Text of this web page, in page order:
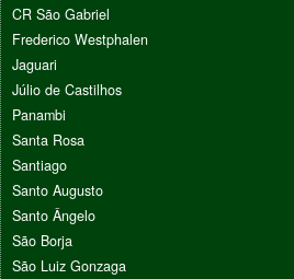
CR São Gabriel
Frederico Westphalen
Jaguari
Júlio de Castilhos
Panambi
Santa Rosa
Santiago
Santo Augusto
Santo Ângelo
São Borja
São Luiz Gonzaga